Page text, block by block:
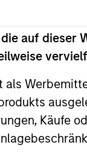
auf dieser
Käufe